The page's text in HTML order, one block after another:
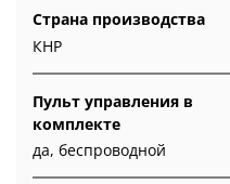
Страна производства
КНР
Пульт управления в
комплекте
да, беспроводной